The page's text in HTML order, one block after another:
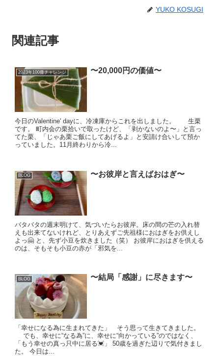
YUKO KOSUGI
関連記事
2023年100冊チャレンジ 〜20,000円の価値〜
今日のValentine' dayに、冷凍庫からこれを出しました。 生栗
です。 町内会の栗拾いで取ったけど、「剥かないのよ〜」と言っ
てた栗、「じゃあ栗ご飯にしてあげるよ」と安請け合いして預か
っていました。11月終わりから冷...
BLOG 〜お彼岸と言えばおはぎ〜
バタバタの週末明けて、気づいたらお彼岸。床の間の芒の入れ替
えも出来てないけれど、とりあえずご先祖様におはぎをお供えし
よっ🤗 と、先ず小豆を炊きました（笑） お彼岸におはぎを供える
のは、そもそも小豆の赤が「邪気を...
BLOG 〜結局「感謝」に尽きます〜
「幸せになる為に生まれてきた」 そう思って生きてきました。
でも、幸せに“なる為”に、幸せに“向かっている”のではなく、
「もう幸せの真っ只中に居る💓」 50歳を過ぎた辺りで気付きまし
た。 今日は...